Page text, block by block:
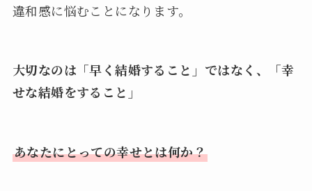
違和感に悩むことになります。
大切なのは「早く結婚すること」ではなく、「幸
せな結婚をすること」
あなたにとっての幸せとは何か？